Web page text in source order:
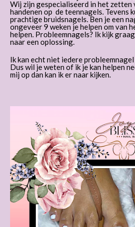
Wij zijn gespecialiseerd in het zetten
handenen op de teennagels. Tevens
prachtige bruidsnagels. Ben je een
ongeveer 9 weken je helpen om van
helpen. Probleemnagels? Ik kijk
naar een oplossing.
Ik kan echt niet iedere
Dus wil je weten of ik je kan helpen
mij op dan kan ik er naar kijken.